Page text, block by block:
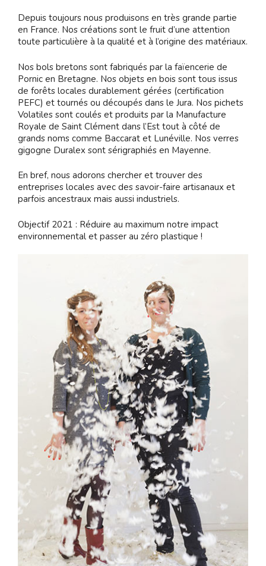
Depuis toujours nous produisons en très grande partie
en France. Nos créations sont le fruit d’une attention
toute particulière à la qualité et à l’origine des matériaux.
Nos bols bretons sont fabriqués par la faïencerie de
Pornic en Bretagne. Nos objets en bois sont tous issus
de forêts locales durablement gérées (certification
PEFC) et tournés ou découpés dans le Jura. Nos pichets
Volatiles sont coulés et produits par la Manufacture
Royale de Saint Clément dans l’Est tout à côté de
grands noms comme Baccarat et Lunéville. Nos verres
gigogne Duralex sont sérigraphiés en Mayenne.
En bref, nous adorons chercher et trouver des
entreprises locales avec des savoir-faire artisanaux et
parfois ancestraux mais aussi industriels.
Objectif 2021 : Réduire au maximum notre impact
environnemental et passer au zéro plastique !